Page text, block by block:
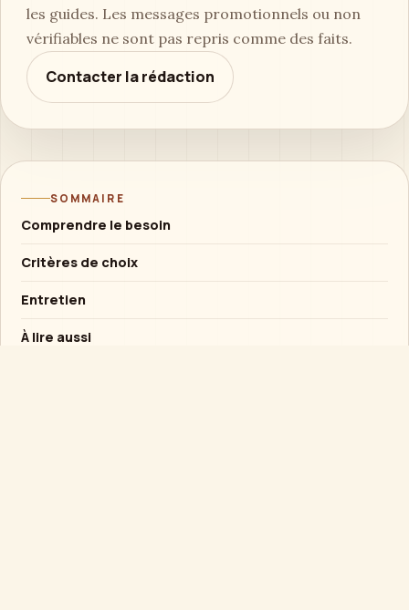
les guides. Les messages promotionnels ou non
vérifiables ne sont pas repris comme des faits.
Contacter la rédaction
SOMMAIRE
Comprendre le besoin
Critères de choix
Entretien
À lire aussi